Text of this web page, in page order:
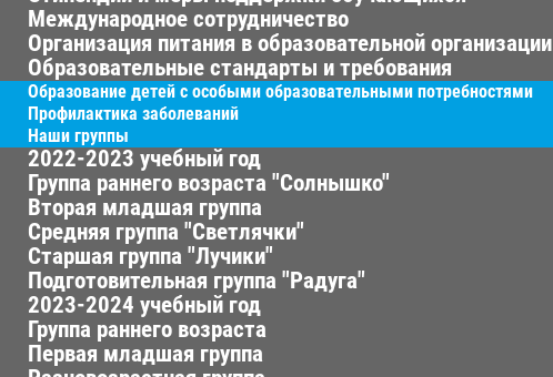
Международное сотрудничество
Организация питания в образовательной организации
Образовательные стандарты и требования
Образование детей с особыми образовательными потребностями
Профилактика заболеваний
Наши группы
2022-2023 учебный год
Группа раннего возраста "Солнышко"
Вторая младшая группа
Средняя группа "Светлячки"
Старшая группа "Лучики"
Подготовительная группа "Радуга"
2023-2024 учебный год
Группа раннего возраста
Первая младшая группа